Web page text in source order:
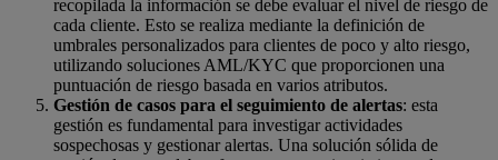
recopilada la información se debe evaluar el nivel de riesgo de
cada cliente. Esto se realiza mediante la definición de
umbrales personalizados para clientes de poco y alto riesgo,
utilizando soluciones AML/KYC que proporcionen una
puntuación de riesgo basada en varios atributos.
Gestión de casos para el seguimiento de alertas: esta
gestión es fundamental para investigar actividades
sospechosas y gestionar alertas. Una solución sólida de